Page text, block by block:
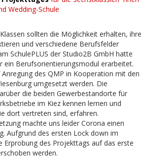
Wedding-Schule
sollten die Möglichkeit erhalten, ihre
und verschiedene Berufsfelder
SchulePLUS der Studio2B GmbH hatte
ein Berufsorientierungsmodul erarbeitet.
des QMP in Kooperation mit den
umgesetzt werden. Die
die beiden Gewerbestandorte für
im Kiez kennen lernen und
dort vertreten sind, erfahren.
machte uns leider Corona einen
Aufgrund des ersten Lock down im
Erprobung des Projekttags auf das erste
werden.